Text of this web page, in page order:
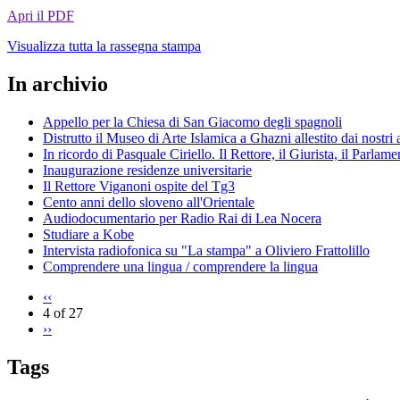
Apri il PDF
Visualizza tutta la rassegna stampa
In archivio
Appello per la Chiesa di San Giacomo degli spagnoli
Distrutto il Museo di Arte Islamica a Ghazni allestito dai nostri
In ricordo di Pasquale Ciriello. Il Rettore, il Giurista, il
Inaugurazione residenze universitarie
Il Rettore Viganoni ospite del Tg3
Cento anni dello sloveno all'Orientale
Audiodocumentario per Radio Rai di Lea Nocera
Studiare a Kobe
Intervista radiofonica su "La stampa" a Oliviero Frattolillo
Comprendere una lingua / comprendere la lingua
‹‹
4 of 27
››
Tags